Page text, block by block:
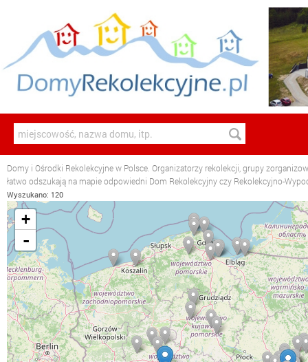
Domy i Ośrodki Rekolekcyjne w Polsce. Organizatorzy rekolekcji, grupy
łatwo odszukają na mapie odpowiedni Dom Rekolekcyjny czy Rekolekcyjno-
Wyszukano: 120
+
-